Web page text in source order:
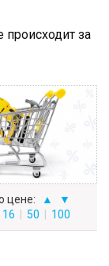
происходит за
цене: ▲
▼
16 50 100